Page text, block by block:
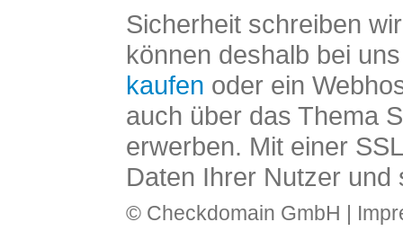
Sicherheit schreiben
können deshalb bei
kaufen oder ein
auch über das Thema
erwerben. Mit einer
Daten Ihrer Nutzer und
© Checkdomain GmbH |